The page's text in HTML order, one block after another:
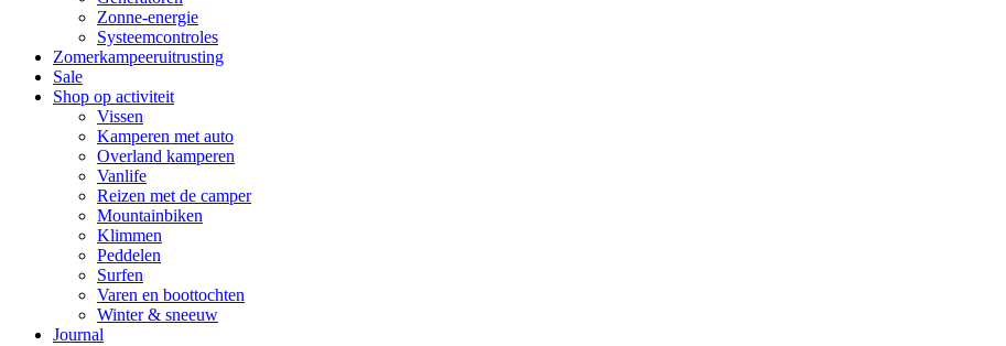
Zonne-energie
Systeemcontroles
Zomerkampeeruitrusting
Sale
Shop op activiteit
Vissen
Kamperen met auto
Overland kamperen
Vanlife
Reizen met de camper
Mountainbiken
Klimmen
Peddelen
Surfen
Varen en boottochten
Winter & sneeuw
Journal